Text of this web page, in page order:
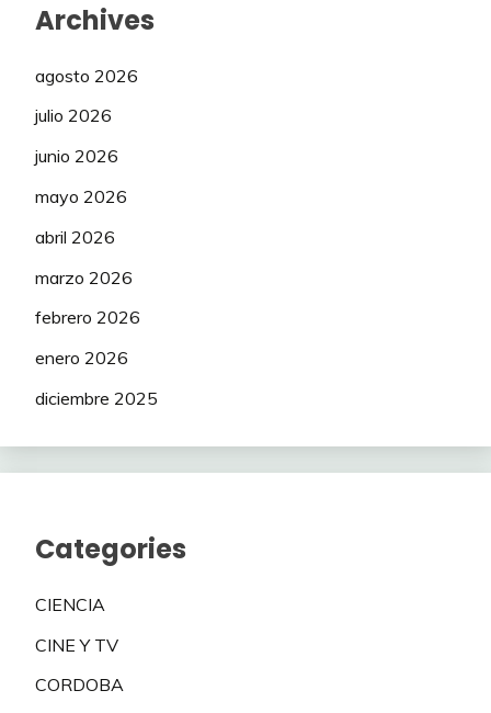
Archives
agosto 2026
julio 2026
junio 2026
mayo 2026
abril 2026
marzo 2026
febrero 2026
enero 2026
diciembre 2025
Categories
CIENCIA
CINE Y TV
CORDOBA